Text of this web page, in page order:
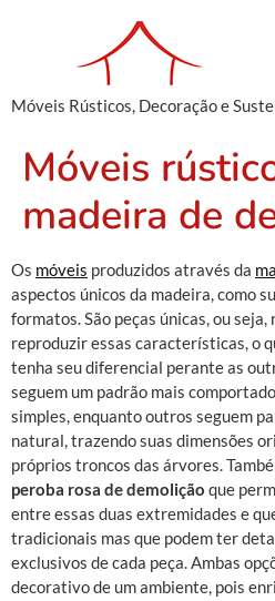
Móveis Rústicos, Decoração e
Móveis
madeira de
Os móveis produzidos através da
aspectos únicos da madeira, como
formatos. São peças únicas, ou
reproduzir essas características, o
tenha seu diferencial perante as
seguem um padrão mais
simples, enquanto outros seguem
natural, trazendo suas dimensões
próprios troncos das árvores.
peroba rosa de demolição que
entre essas duas extremidades e
tradicionais mas que podem ter
exclusivos de cada peça. Ambas
decorativo de um ambiente, pois